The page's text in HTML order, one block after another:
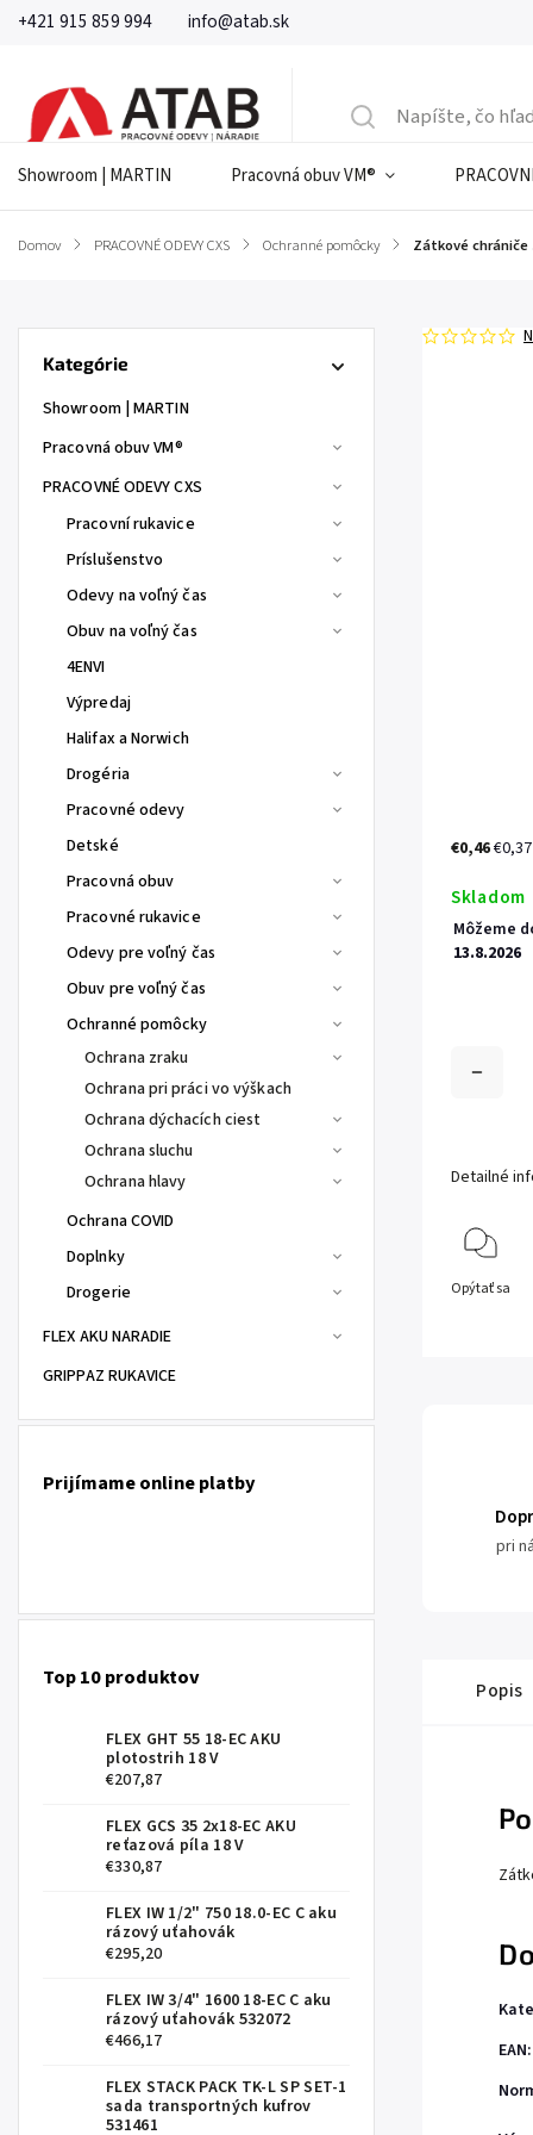
+421 915 859 994 info@atab.sk
Showroom | MARTIN Pracovná obuv VM®
Domov / PRACOVNÉ ODEVY CXS / Ochranné pomôcky / Zátkové chrániče
Kategórie
Showroom | MARTIN
Pracovná obuv VM®
PRACOVNÉ ODEVY CXS
Pracovní rukavice
Príslušenstvo
Odevy na voľný čas
Obuv na voľný čas
4ENVI
Výpredaj
Halifax a Norwich
Drogéria
Pracovné odevy
Detské
Pracovná obuv
Pracovné rukavice
Odevy pre voľný čas
Obuv pre voľný čas
Ochranné pomôcky
Ochrana zraku
Ochrana pri práci vo výškach
Ochrana dýchacích ciest
Ochrana sluchu
Ochrana hlavy
Ochrana COVID
Doplnky
Drogerie
FLEX AKU NARADIE
GRIPPAZ RUKAVICE
Prijímame online platby
Top 10 produktov
FLEX GHT 55 18-EC AKU
plotostrih 18 V
€207,87
FLEX GCS 35 2x18-EC AKU
reťazová píla 18 V
€330,87
FLEX IW 1/2" 750 18.0-EC C aku
rázový uťahovák
€295,20
FLEX IW 3/4" 1600 18-EC C aku
rázový uťahovák 532072
€466,17
FLEX STACK PACK TK-L SP SET-1
sada transportných kufrov
531461
€0,46
Skladom
Môžeme
13.8.2026
Detailné
Opýtať sa
pri
Popis
EAN: